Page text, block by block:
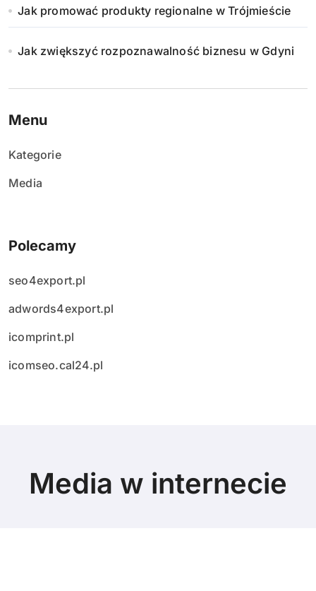
Jak promować produkty regionalne w Trójmieście
Jak zwiększyć rozpoznawalność biznesu w Gdyni
Menu
Kategorie
Media
Polecamy
seo4export.pl
adwords4export.pl
icomprint.pl
icomseo.cal24.pl
Media w internecie